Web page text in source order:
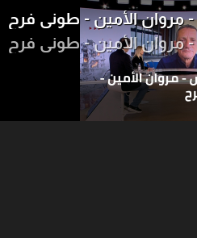
مروان الأمين - طوني فرح
مروان الأمين - طوني فرح